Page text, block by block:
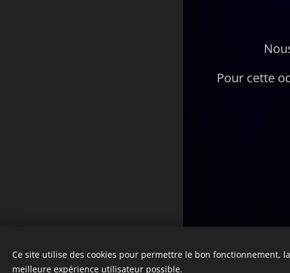
Pour cette
Ce site utilise des cookies pour permettre le bon fonctionnement,
meilleure expérience utilisateur possible.